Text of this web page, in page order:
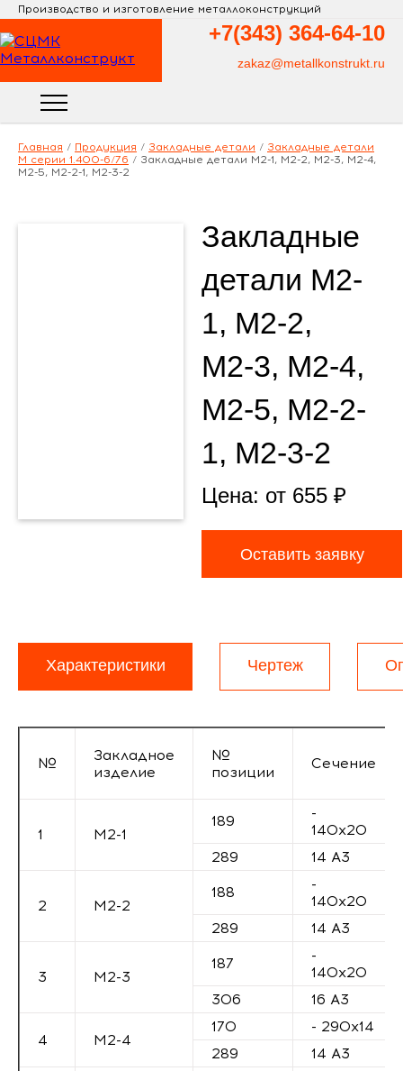
Производство и изготовление металлоконструкций
+7(343) 364-64-10
zakaz@metallkonstrukt.ru
Главная / Продукция / Закладные детали / Закладные детали
М серии 1.400-6/76 / Закладные детали М2-1, М2-2, М2-3, М2-4,
М2-5, М2-2-1, М2-3-2
Закладные
детали М2-
1, М2-2,
М2-3, М2-4,
М2-5, М2-2-
1, М2-3-2
Цена: от 655 ₽
Оставить заявку
Характеристики Чертеж
№
Закладное
изделие
№
позиции
Сечение
1 М2-1
189
-
140х20
289
14 А3
2 М2-2
188
-
140х20
289
14 А3
3 М2-3
187
-
140х20
306
16 А3
4 М2-4
170
- 290х14
289
14 А3